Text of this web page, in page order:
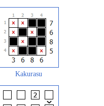
Kakurasu